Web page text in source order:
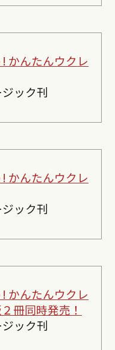
かんたんウクレ
ック刊
かんたんウクレ
ック刊
かんたんウクレ
冊同時発売！
ック刊